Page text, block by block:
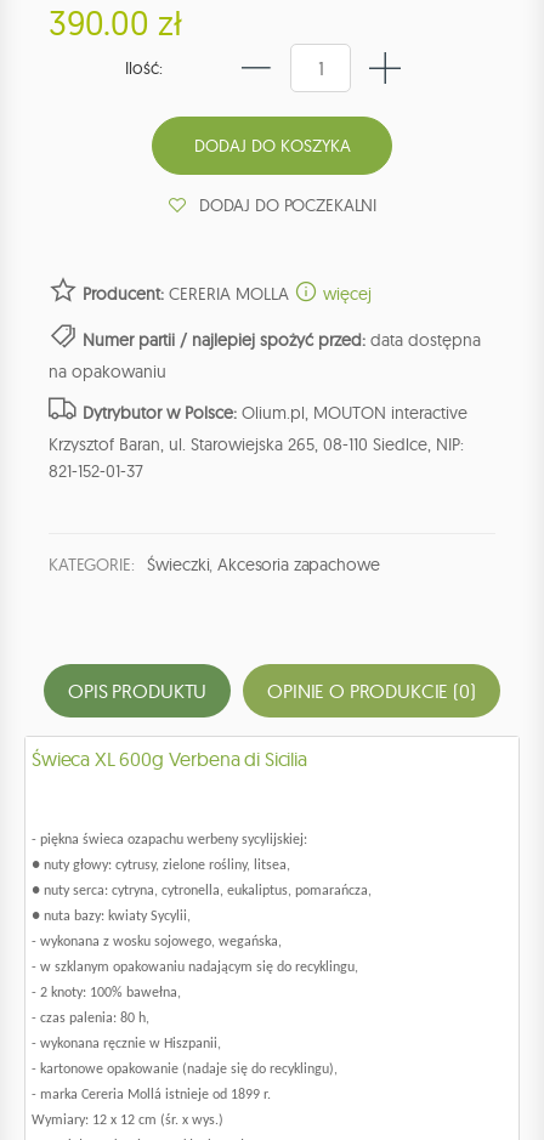
390.00 zł
Ilość:
DODAJ DO POCZEKALNI
Producent: CERERIA MOLLA więcej
Numer partii / najlepiej spożyć przed: data dostępna
na opakowaniu
Dytrybutor w Polsce: Olium.pl, MOUTON interactive
Krzysztof Baran, ul. Starowiejska 265, 08-110 Siedlce, NIP:
821-152-01-37
KATEGORIE: Świeczki,Akcesoria zapachowe
OPIS PRODUKTU OPINIE O PRODUKCIE (0)
Świeca XL 600g Verbena di Sicilia
- piękna świeca ozapachu werbeny sycylijskiej:
● nuty głowy: cytrusy, zielone rośliny, litsea,
● nuty serca: cytryna, cytronella, eukaliptus, pomarańcza,
● nuta bazy: kwiaty Sycylii,
- wykonana z wosku sojowego, wegańska,
- w szklanym opakowaniu nadającym się do recyklingu,
- 2 knoty: 100% bawełna,
- czas palenia: 80 h,
- wykonana ręcznie w Hiszpanii,
- kartonowe opakowanie (nadaje się do recyklingu),
- marka Cereria Mollá istnieje od 1899 r.
Wymiary: 12 x 12 cm (śr. x wys.)